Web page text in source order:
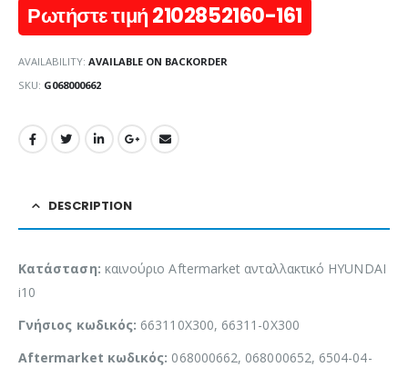
Ρωτήστε τιμή 2102852160-161
AVAILABILITY: AVAILABLE ON BACKORDER
SKU: G068000662
DESCRIPTION
Κατάσταση: καινούριο Aftermarket ανταλλακτικό HYUNDAI
i10
Γνήσιος κωδικός: 663110X300, 66311-0X300
Aftermarket κωδικός: 068000662, 068000652, 6504-04-